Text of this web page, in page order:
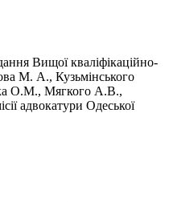
Вищої кваліфікаційно-
М. А., Кузьмінського
О.М., Мягкого А.В.,
адвокатури Одеської